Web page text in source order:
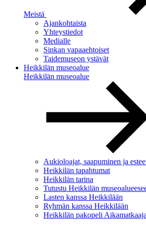
Meistä
Ajankohtaista
Yhteystiedot
Medialle
Sinkan vapaaehtoiset
Taidemuseon ystävät
Heikkilän museoalue
Heikkilän museoalue
Aukioloajat, saapuminen ja
Heikkilän tapahtumat
Heikkilän tarina
Tutustu Heikkilän
Lasten kanssa Heikkilään
Ryhmän kanssa Heikkilään
Heikkilän pakopeli